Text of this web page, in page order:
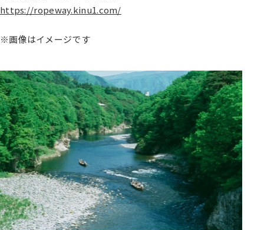
https://ropeway.kinu1.com/
※画像はイメージです